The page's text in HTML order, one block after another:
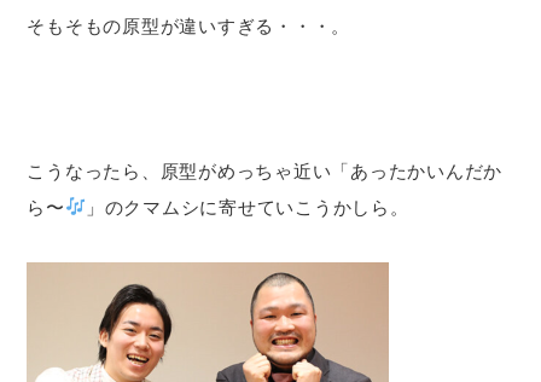
そもそもの原型が違いすぎる・・・。
こうなったら、原型がめっちゃ近い「あったかいんだか
ら〜
」のクマムシに寄せていこうかしら。